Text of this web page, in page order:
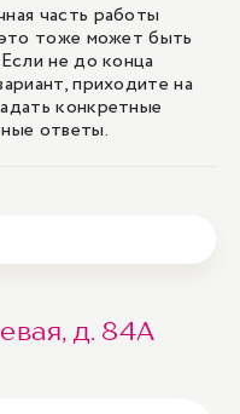
часть работы
тоже может быть
не до конца
приходите на
конкретные
ответы.
д. 84А